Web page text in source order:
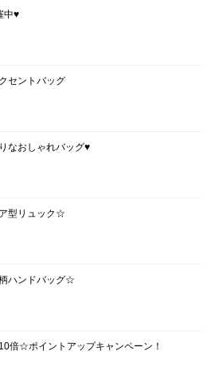
中♥
セントバッグ
なおしゃれバッグ♥
型リュック☆
ハンドバッグ☆
倍☆ポイントアップキャンペーン！